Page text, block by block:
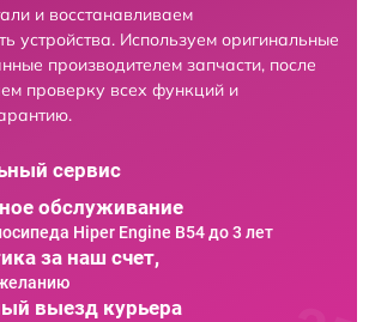
и восстанавливаем
устройства. Используем оригинальные
производителем запчасти, после
проверку всех функций и
сервис
обслуживание
Hiper Engine B54 до 3 лет
за наш счет,
выезд курьера